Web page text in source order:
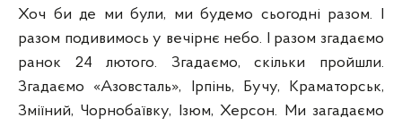
Хоч би де ми були, ми будемо сьогодні разом. І
разом подивимось у вечірнє небо. І разом згадаємо
ранок 24 лютого. Згадаємо, скільки пройшли.
Згадаємо «Азовсталь», Ірпінь, Бучу, Краматорськ,
Зміїний, Чорнобаївку, Ізюм, Херсон. Ми загадаємо